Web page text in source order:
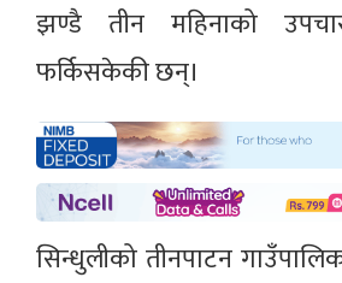
झण्डै तीन महिनाको
फर्किसकेकी छन्।
सिन्धुलीको तीनपाटन